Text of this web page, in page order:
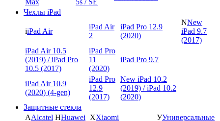
Max
5s / SE
Чехлы iPad
iiPad Air
iPad Air
2
iPad Pro 12.9
(2020)
NNew
iPad 9.7
(2017)
iPad Air 10.5
(2019) / iPad Pro
10.5 (2017)
iPad Pro
11
(2020)
iPad Pro 9.7
iPad Air 10.9
(2020) (4-gen)
iPad Pro
12.9
(2017)
New iPad 10.2
(2019) / iPad 10.2
(2020)
Защитные стекла
AAlcatel HHuawei XXiaomi УУниверсальные